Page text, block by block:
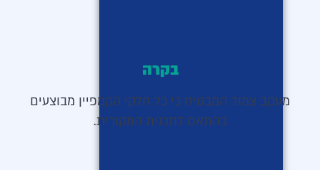
בקרה
מעקב צמוד המבטיח כי כל חלקי הקמפיין מבוצעים
בהתאם לתכנית המקורית.